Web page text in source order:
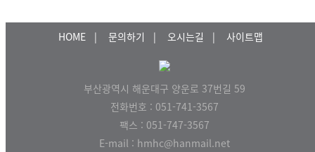
HOME| 문의하기 | 오시는길 | 사이트맵
부산광역시 해운대구 양운로 37번길 59
전화번호 : 051-741-3567
팩스 : 051-747-3567
E-mail : hmhc@hanmail.net